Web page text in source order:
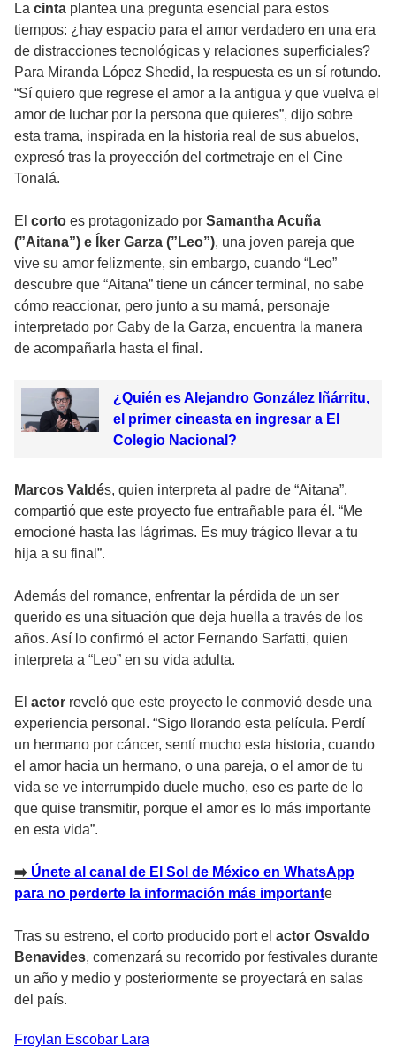
La cinta plantea una pregunta esencial para estos
tiempos: ¿hay espacio para el amor verdadero en una era
de distracciones tecnológicas y relaciones superficiales?
Para Miranda López Shedid, la respuesta es un sí rotundo.
“Sí quiero que regrese el amor a la antigua y que vuelva el
amor de luchar por la persona que quieres”, dijo sobre
esta trama, inspirada en la historia real de sus abuelos,
expresó tras la proyección del cortmetraje en el Cine
Tonalá.
El corto es protagonizado por Samantha Acuña
(”Aitana”) e Íker Garza (”Leo”), una joven pareja que
vive su amor felizmente, sin embargo, cuando “Leo”
descubre que “Aitana” tiene un cáncer terminal, no sabe
cómo reaccionar, pero junto a su mamá, personaje
interpretado por Gaby de la Garza, encuentra la manera
de acompañarla hasta el final.
¿Quién es Alejandro González Iñárritu,
el primer cineasta en ingresar a El
Colegio Nacional?
Marcos Valdés, quien interpreta al padre de “Aitana”,
compartió que este proyecto fue entrañable para él. “Me
emocioné hasta las lágrimas. Es muy trágico llevar a tu
hija a su final”.
Además del romance, enfrentar la pérdida de un ser
querido es una situación que deja huella a través de los
años. Así lo confirmó el actor Fernando Sarfatti, quien
interpreta a “Leo” en su vida adulta.
El actor reveló que este proyecto le conmovió desde una
experiencia personal. “Sigo llorando esta película. Perdí
un hermano por cáncer, sentí mucho esta historia, cuando
el amor hacia un hermano, o una pareja, o el amor de tu
vida se ve interrumpido duele mucho, eso es parte de lo
que quise transmitir, porque el amor es lo más importante
en esta vida”.
➡️ Únete al canal de El Sol de México en WhatsApp
para no perderte la información más importante
Tras su estreno, el corto producido port el actor Osvaldo
Benavides, comenzará su recorrido por festivales durante
un año y medio y posteriormente se proyectará en salas
del país.
Froylan Escobar Lara